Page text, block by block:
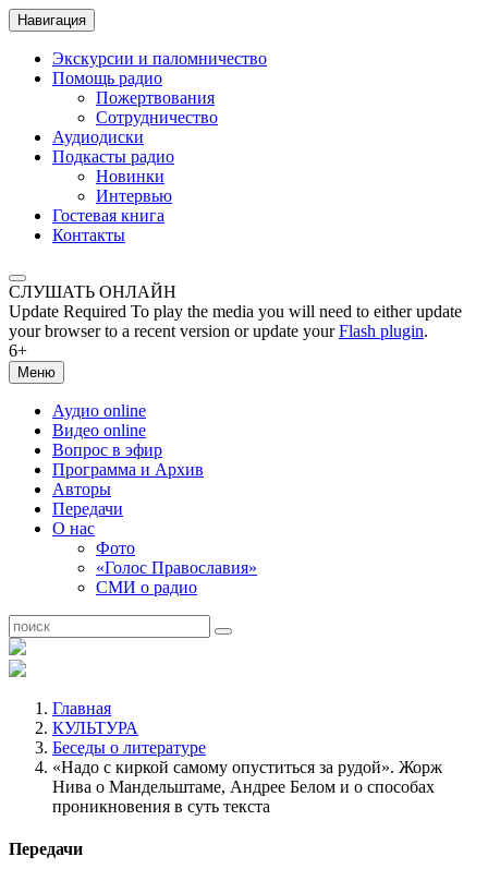
Навигация
Экскурсии и паломничество
Помощь радио
Пожертвования
Сотрудничество
Аудиодиски
Подкасты радио
Новинки
Интервью
Гостевая книга
Контакты
СЛУШАТЬ ОНЛАЙН
Update Required To play the media you will need to either update
your browser to a recent version or update yourFlash plugin.
6+
Меню
Аудио online
Видео online
Вопрос в эфир
Программа и Архив
Авторы
Передачи
О нас
Фото
«Голос Православия»
СМИ о радио
Главная
КУЛЬТУРА
Беседы о литературе
«Надо с киркой самому опуститься за рудой». Жорж
Нива о Мандельштаме, Андрее Белом и о способах
проникновения в суть текста
Передачи